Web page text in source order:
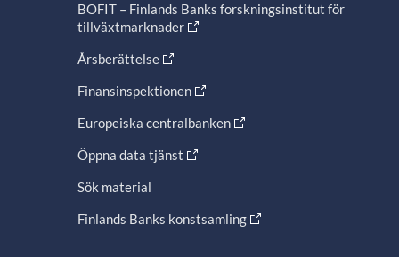
BOFIT – Finlands Banks forskningsinstitut för
tillväxtmarknader
Årsberättelse
Finansinspektionen
Europeiska centralbanken
Öppna data tjänst
Sök material
Finlands Banks konstsamling